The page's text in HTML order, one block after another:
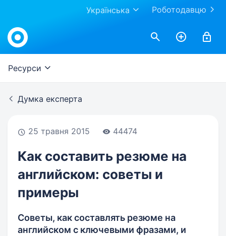
Роботодавцю
Українська
Work.ua
Ресурси
Думка експерта
25 травня 2015 44474
Как составить резюме на
английском: советы и
примеры
Советы, как составлять резюме на
английском с ключевыми фразами, и